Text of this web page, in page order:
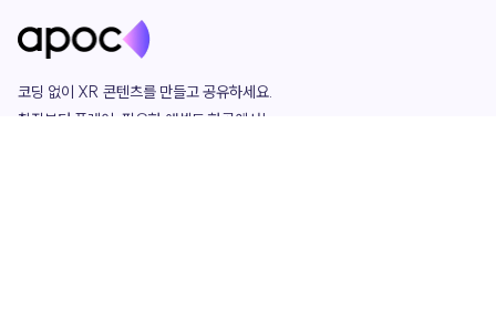
코딩 없이 XR 콘텐츠를 만들고 공유하세요.
창작부터 플레이, 필요한 애셋도 한곳에서!